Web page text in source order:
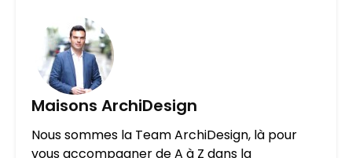
Maisons ArchiDesign
Nous sommes la Team ArchiDesign, là pour
vous accompagner de A à Z dans la